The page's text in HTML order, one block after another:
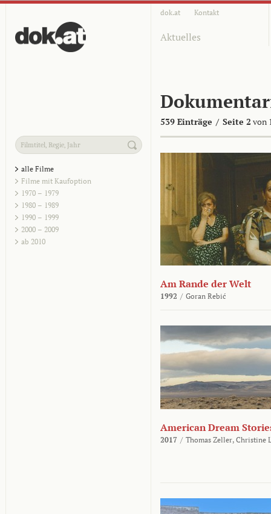
dok.at Kontakt
Aktuelles
539 Einträge / Seite 2 von
alle Filme
Filme mit Kaufoption
1970 – 1979
1980 – 1989
1990 – 1999
2000 – 2009
ab 2010
Am Rande der Welt
1992 / Goran Rebić
American Dream
2017 / Thomas Zeller, Christine